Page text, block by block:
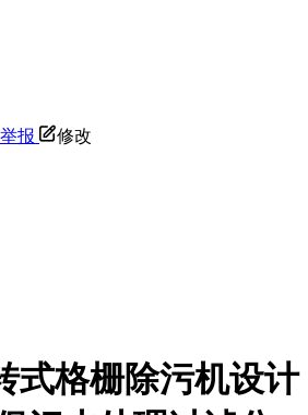
举报 修改
式格栅除污机设计